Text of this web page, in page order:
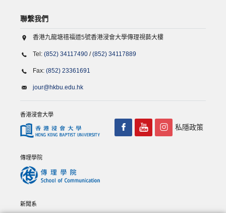
聯繫我們
香港九龍塘禧福道5號香港浸會大學傳理視藝大樓
Tel: (852) 34117490 /(852) 34117889
Fax: (852) 23361691
jour@hkbu.edu.hk
香港浸會大學
傳理學院
新聞系
私隱政策